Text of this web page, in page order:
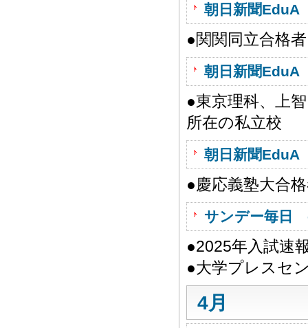
朝日新聞
●関関同立合格
朝日新聞
●東京理科、上
所在の私立校
朝日新聞
●慶応義塾大合
サンデー毎日
●2025年入試速
●大学プレスセ
4月